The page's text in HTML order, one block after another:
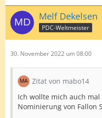
Melf Dekelsen
PDC-Weltmeister
30. November 2022 um 08:00
Zitat von mabo14
Ich wollte mich auch
Nominierung von Fallon